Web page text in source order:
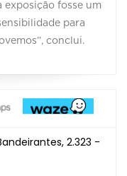
exposição fosse um
para
conclui.
2.323 -